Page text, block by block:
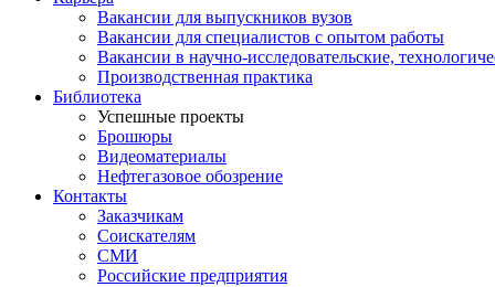
Вакансии для выпускников вузов
Вакансии для специалистов с опытом работы
Вакансии в научно-исследовательские,
Производственная практика
Библиотека
Успешные проекты
Брошюры
Видеоматериалы
Нефтегазовое обозрение
Контакты
Заказчикам
Соискателям
СМИ
Российские предприятия